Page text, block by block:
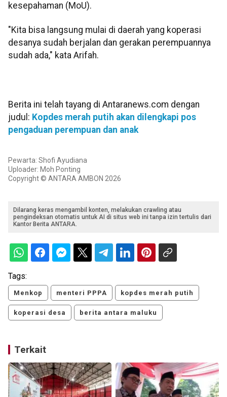
kesepahaman (MoU).
"Kita bisa langsung mulai di daerah yang koperasi
desanya sudah berjalan dan gerakan perempuannya
sudah ada," kata Arifah.
Berita ini telah tayang di Antaranews.com dengan
judul: Kopdes merah putih akan dilengkapi pos
pengaduan perempuan dan anak
Pewarta: Shofi Ayudiana
Uploader: Moh Ponting
Copyright © ANTARA AMBON 2026
Dilarang keras mengambil konten, melakukan crawling atau
pengindeksan otomatis untuk AI di situs web ini tanpa izin tertulis dari
Kantor Berita ANTARA.
Tags:
Menkop menteri PPPA kopdes merah putih
koperasi desa berita antara maluku
Terkait